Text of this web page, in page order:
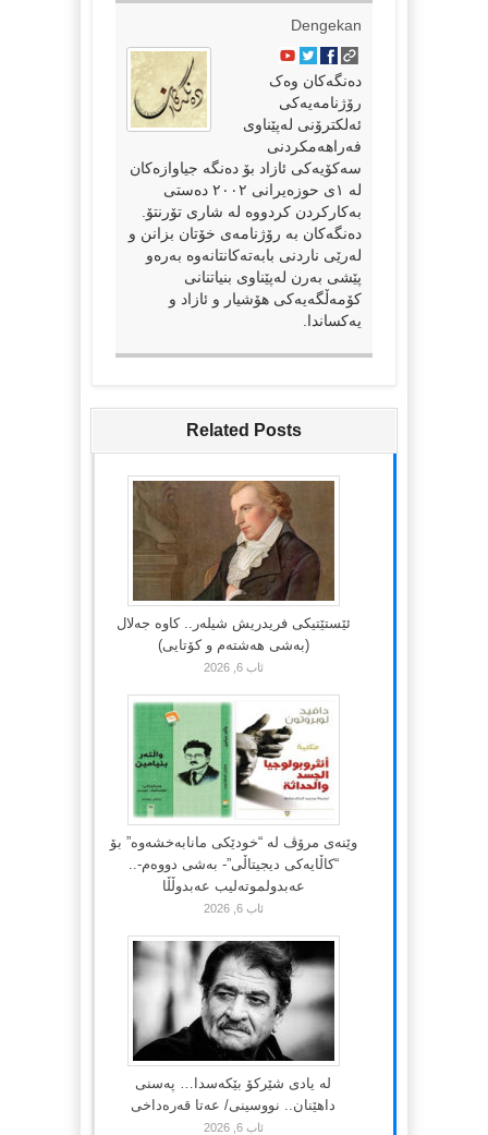
Dengekan
دەنگەکان وەک
رۆژنامەیەکی
ئەلکترۆنی لەپێناوی
فەراهەمکردنی
سەکۆیەکی ئازاد بۆ دەنگە جیاوازەکان
لە ١ی حوزەیرانی ٢٠٠٢ دەستی
بەکارکردن کردووە لە شاری تۆرنتۆ.
دەنگەکان بە رۆژنامەی خۆتان بزانن و
لەرێی ناردنی بابەتەکانتانەوە بەرەو
پێشی بەرن لەپێناوی بنیاتنانی
کۆمەڵگەیەکی هۆشیار و ئازاد و
یەکساندا.
Related Posts
ئێستێتیکی فریدریش شیلەر.. کاوە جەلال
(بەشی هەشتەم و کۆتایی)
ئاب 6, 2026
وێنەی مرۆڤ لە “خودێکی مانابەخشەوە” بۆ
“کاڵایەکی دیجیتاڵی”- بەشی دووەم-..
عەبدولموتەلیب عەبدوڵڵا
ئاب 6, 2026
لە یادی شێرکۆ بێکەسدا… پەسنی
داهێنان.. نووسینی/ عەتا قەرەداخی
ئاب 6, 2026